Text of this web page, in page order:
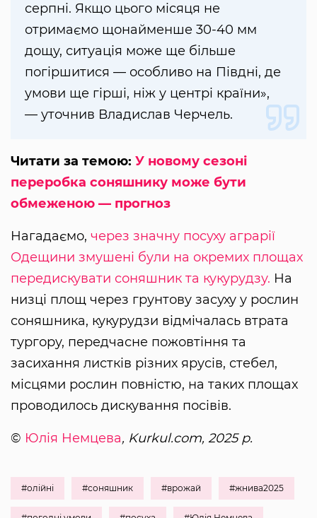
серпні. Якщо цього місяця не
отримаємо щонайменше 30-40 мм
дощу, ситуація може ще більше
погіршитися — особливо на Півдні, де
умови ще гірші, ніж у центрі країни»,
— уточнив Владислав Черчель.
Читати за темою: У новому сезоні
переробка соняшнику може бути
обмеженою — прогноз
Нагадаємо, через значну посуху аграрії
Одещини змушені були на окремих площах
передискувати соняшник та кукурудзу. На
низці площ через грунтову засуху у рослин
соняшника, кукурудзи відмічалась втрата
тургору, передчасне пожовтіння та
засихання листків різних ярусів, стебел,
місцями рослин повністю, на таких площах
проводилось дискування посівів.
© Юлія Немцева, Kurkul.com, 2025 р.
#олійні #соняшник #врожай #жнива2025